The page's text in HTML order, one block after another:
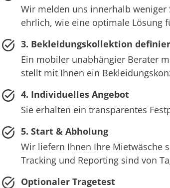
Wir melden uns innerhalb weniger
ehrlich, wie eine optimale Lösung
3. Bekleidungskollektion
Ein mobiler unabhängier Berater
stellt mit Ihnen ein
4. Individuelles Angebot
Sie erhalten ein transparentes
5. Start & Abholung
Wir liefern Ihnen Ihre Mietwäsche
Tracking und Reporting sind von
Optionaler Tragetest